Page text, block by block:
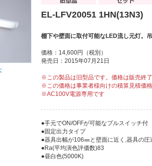
EL-LFV20051 1HN(13N3)
棚下や壁面に取付可能なLED流し元灯。
価格：14,600円（税別）
発売日：2015年07月21日
※この製品は旧型品です。価格は販売終
※この価格は事業者様向けの積算見積価
※AC100V電源専用です
●手元でON/OFFが可能なプルスイッチ付
●固定出力タイプ
●器具出幅が106㎜と壁面に近く,器具の圧
●Ra(平均演色評価数)83
●昼白色(5000K)